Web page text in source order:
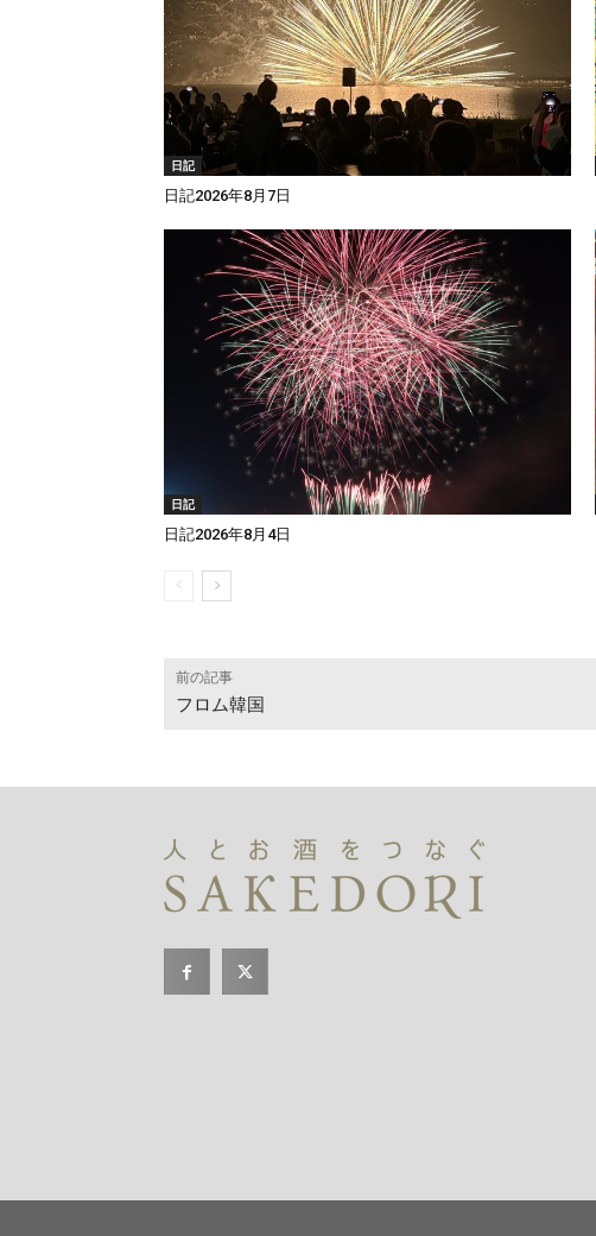
日記
日記2026年8月7日
日記
日記2026年8月4日
前の記事
フロム韓国